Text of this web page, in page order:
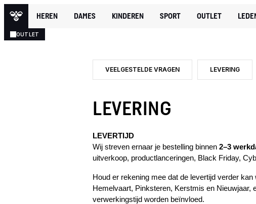
HEREN DAMES KINDEREN SPORT OUTLET
OUTLET
VEELGESTELDE VRAGEN LEVERING
LEVERING
LEVERTIJD
Wij streven ernaar je bestelling binnen 2–3
uitverkoop, productlanceringen, Black Friday,
Houd er rekening mee dat de levertijd verder
Hemelvaart, Pinksteren, Kerstmis en Nieuwjaar,
verwerkingstijd worden beïnvloed.